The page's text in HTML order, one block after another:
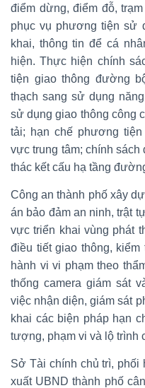
điểm dừng, điểm đỗ,
phục vụ phương tiện sử
khai, thông tin để cá
hiện. Thực hiện chính
tiện giao thông đường
thạch sang sử dụng
sử dụng giao thông công
tải; hạn chế phương
vực trung tâm; chính sách
thác kết cấu hạ tầng
Công an thành phố xây
án bảo đảm an ninh, trật
vực triển khai vùng phát
điều tiết giao thông,
hành vi vi phạm theo
thống camera giám sát
việc nhận diện, giám sát
khai các biện pháp hạn
tượng, phạm vi và lộ trình
Sở Tài chính chủ trì,
xuất UBND thành phố